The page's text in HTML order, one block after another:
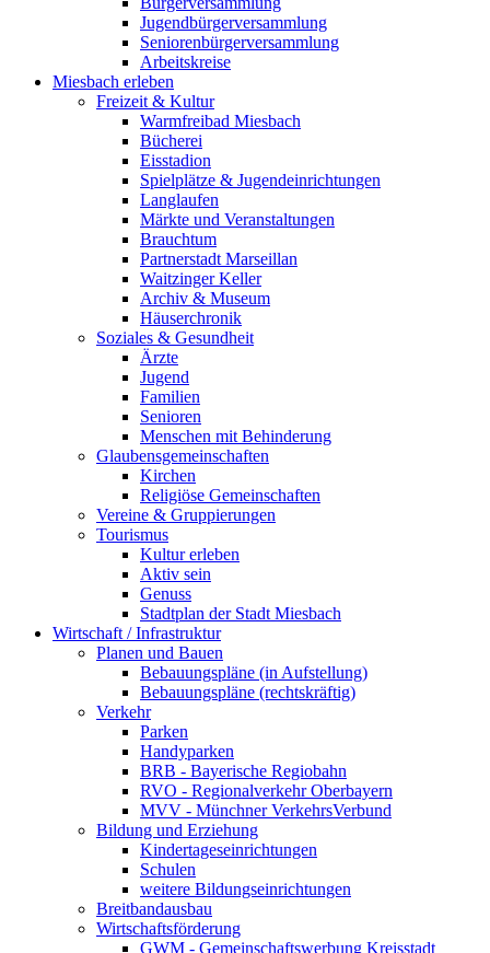
Jugendbürgerversammlung
Seniorenbürgerversammlung
Arbeitskreise
Miesbach erleben
Freizeit & Kultur
Warmfreibad Miesbach
Bücherei
Eisstadion
Spielplätze & Jugendeinrichtungen
Langlaufen
Märkte und Veranstaltungen
Brauchtum
Partnerstadt Marseillan
Waitzinger Keller
Archiv & Museum
Häuserchronik
Soziales & Gesundheit
Ärzte
Jugend
Familien
Senioren
Menschen mit Behinderung
Glaubensgemeinschaften
Kirchen
Religiöse Gemeinschaften
Vereine & Gruppierungen
Tourismus
Kultur erleben
Aktiv sein
Genuss
Stadtplan der Stadt Miesbach
Wirtschaft / Infrastruktur
Planen und Bauen
Bebauungspläne (in Aufstellung)
Bebauungspläne (rechtskräftig)
Verkehr
Parken
Handyparken
BRB - Bayerische Regiobahn
RVO - Regionalverkehr Oberbayern
MVV - Münchner VerkehrsVerbund
Bildung und Erziehung
Kindertageseinrichtungen
Schulen
weitere Bildungseinrichtungen
Breitbandausbau
Wirtschaftsförderung
GWM - Gemeinschaftswerbung Kreisstadt